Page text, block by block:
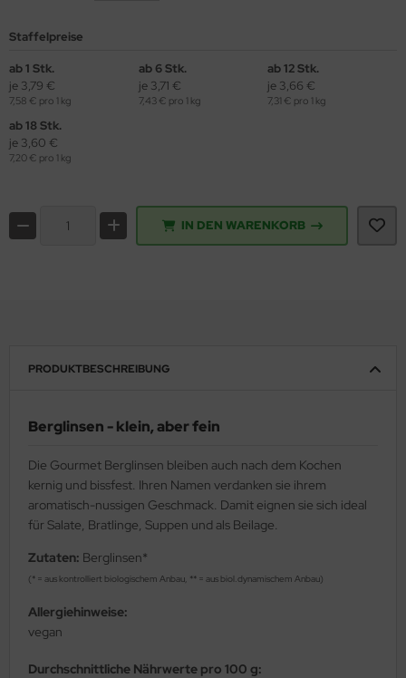
Staffelpreise
ab 1 Stk.
je 3,79 €
7,58 € pro 1 kg
ab 6 Stk.
je 3,71 €
7,43 € pro 1 kg
ab 12 Stk.
je 3,66 €
7,31 € pro 1 kg
ab 18 Stk.
je 3,60 €
7,20 € pro 1 kg
IN DEN WARENKORB
PRODUKTBESCHREIBUNG
Berglinsen - klein, aber fein
Die Gourmet Berglinsen bleiben auch nach dem Kochen
kernig und bissfest. Ihren Namen verdanken sie ihrem
aromatisch-nussigen Geschmack. Damit eignen sie sich ideal
für Salate, Bratlinge, Suppen und als Beilage.
Zutaten: Berglinsen*
(* = aus kontrolliert biologischem Anbau, ** = aus biol.dynamischem Anbau)
Allergiehinweise:
vegan
Durchschnittliche Nährwerte pro 100 g: